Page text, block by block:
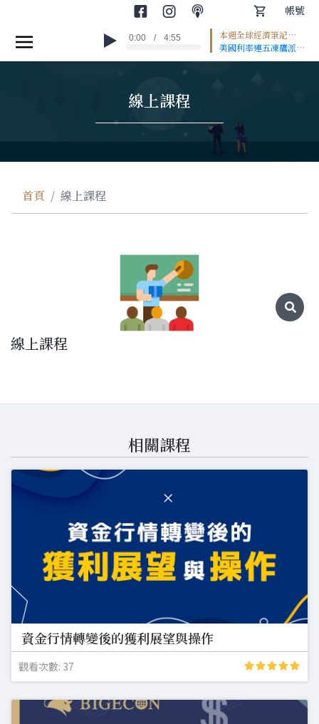
帳號
首頁
圖文輕讀
投資小學堂
課程專區
0:00 / 4:55
本週全球經濟筆記
#EP2
美國利率連五凍鷹派聲
浪升高 日圓重貶推升
by
SoundOn
線上課程
首頁 線上課程
線上課程
相關課程
資金行情轉變後的獲利展望與操作
觀看次數: 37